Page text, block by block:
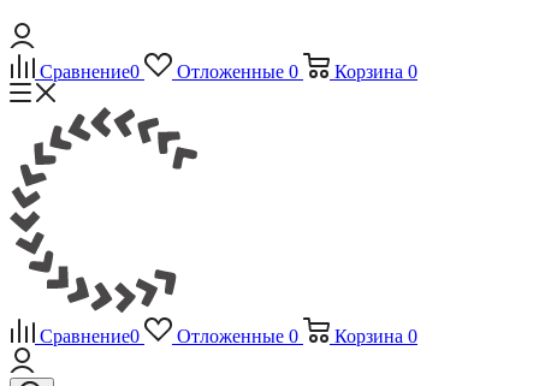
Сравнение0 Отложенные 0 Корзина 0
Сравнение0 Отложенные 0 Корзина 0